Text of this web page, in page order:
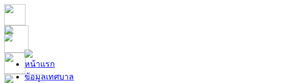
หน้าแรก
ข้อมูลเทศบาล